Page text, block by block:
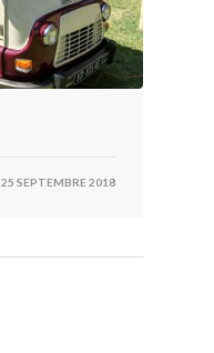
25 SEPTEMBRE 2018